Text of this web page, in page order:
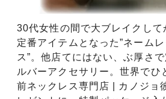
30代女性の間で大ブレイクして
定番アイテムとなった”ネーム
ス”。他店てにはない、ぶ厚さ
ルバーアクセサリー。世界でひ
前ネックレス専門店 | カノジョ